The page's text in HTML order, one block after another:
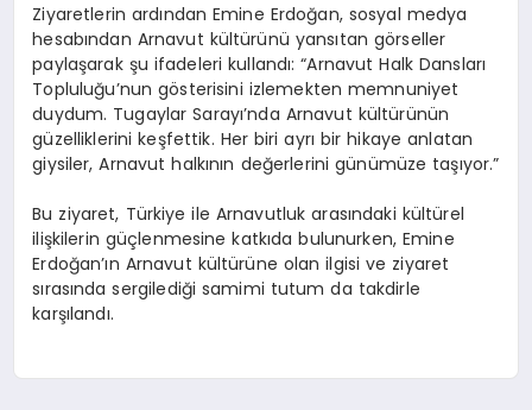
Ziyaretlerin ardından Emine Erdoğan, sosyal medya
hesabından Arnavut kültürünü yansıtan görseller
paylaşarak şu ifadeleri kullandı: “Arnavut Halk Dansları
Topluluğu’nun gösterisini izlemekten memnuniyet
duydum. Tugaylar Sarayı’nda Arnavut kültürünün
güzelliklerini keşfettik. Her biri ayrı bir hikaye anlatan
giysiler, Arnavut halkının değerlerini günümüze taşıyor.”
Bu ziyaret, Türkiye ile Arnavutluk arasındaki kültürel
ilişkilerin güçlenmesine katkıda bulunurken, Emine
Erdoğan’ın Arnavut kültürüne olan ilgisi ve ziyaret
sırasında sergilediği samimi tutum da takdirle
karşılandı.